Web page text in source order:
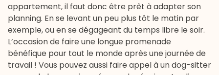
appartement, il faut donc être prêt à adapter son
planning. En se levant un peu plus tôt le matin par
exemple, ou en se dégageant du temps libre le soir.
L’occasion de faire une longue promenade
bénéfique pour tout le monde après une journée de
travail ! Vous pouvez aussi faire appel à un dog-sitter